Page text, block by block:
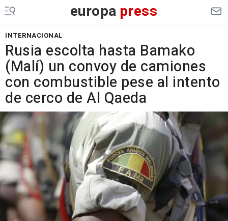
europa press
INTERNACIONAL
Rusia escolta hasta Bamako
(Malí) un convoy de camiones
con combustible pese al intento
de cerco de Al Qaeda